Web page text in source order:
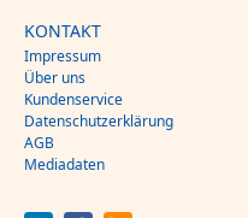
KONTAKT
Impressum
Über uns
Kundenservice
Datenschutzerklärung
AGB
Mediadaten